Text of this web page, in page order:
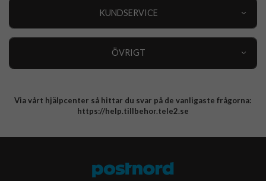
KUNDSERVICE
ÖVRIGT
Integritetspolicy
Via vårt hjälpcenter så hittar du svar på de vanligaste frågorna:
https://help.tillbehor.tele2.se